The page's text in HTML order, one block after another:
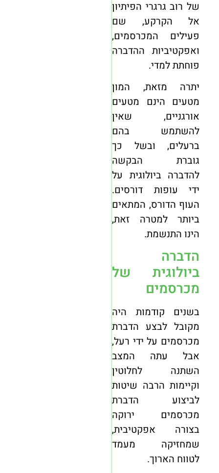
של רוב גרגרי הפיתיון
אל הקרקע, שם
פעילים המכרסמים,
ואפקטיביות ההדברה
פוחתת למדי.
יתרה מזאת, המון
מטעים הינם מטעים
אורגניים, שאין
להשתמש בהם
ברעלים, ובשל כך
גוברת הבקשה
להדברה ביולוגית על
ידי עופות דורסים.
העוף הדורס, המתאים
ביותר למטרה זאת,
הינו התנשמת.
הדברה
ביולוגית של
מכרסמים
בשנים קודמות היה
מקובל לבצע הדברת
מכרסמים על ידי רעל,
אבל עתה המצב
השתנה לחלוטין
וקיימות הרבה שיטות
לביצוע הדברת
מכרסמים ירוקה
בצורה אפקטיבית,
שמחזיקה מעמד
לטווח הארוך.